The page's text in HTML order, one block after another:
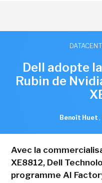
Dell adopte
Rubin de
Benoît Huet ,
Avec la
XE8812, Dell
programme AI